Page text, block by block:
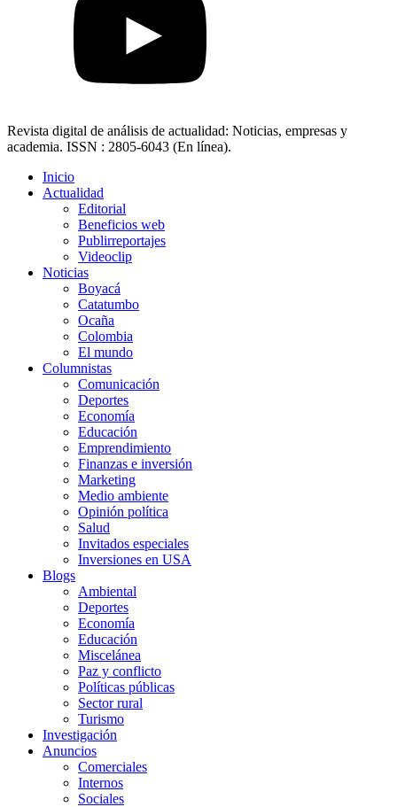
Revista digital de análisis de actualidad: Noticias, empresas y
academia. ISSN : 2805-6043 (En línea).
Inicio
Actualidad
Editorial
Beneficios web
Publirreportajes
Videoclip
Noticias
Boyacá
Catatumbo
Ocaña
Colombia
El mundo
Columnistas
Comunicación
Deportes
Economía
Educación
Emprendimiento
Finanzas e inversión
Marketing
Medio ambiente
Opinión política
Salud
Invitados especiales
Inversiones en USA
Blogs
Ambiental
Deportes
Economía
Educación
Miscelánea
Paz y conflicto
Políticas públicas
Sector rural
Turismo
Investigación
Anuncios
Comerciales
Internos
Sociales